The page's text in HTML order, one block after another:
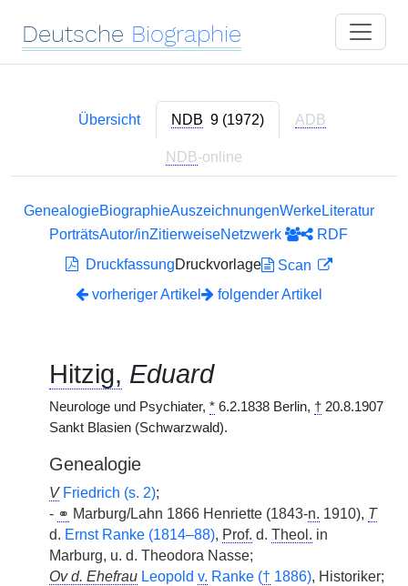
Deutsche Biographie
Übersicht NDB 9 (1972) ADB
NDB-online
GenealogieBiographieAuszeichnungenWerkeLiteratur
PorträtsAutor/inZitierweiseNetzwerk
RDF
DruckfassungDruckvorlage
Scan
vorheriger Artikel
folgender Artikel
Hitzig, Eduard
Neurologe und Psychiater, * 6.2.1838 Berlin, † 20.8.1907
Sankt Blasien (Schwarzwald).
Genealogie
V Friedrich (s. 2);
- ⚭ Marburg/Lahn 1866 Henriette (1843-n. 1910), T
d. Ernst Ranke (1814–88), Prof. d. Theol. in
Marburg, u. d. Theodora Nasse;
Ov d. Ehefrau Leopold v. Ranke († 1886), Historiker;